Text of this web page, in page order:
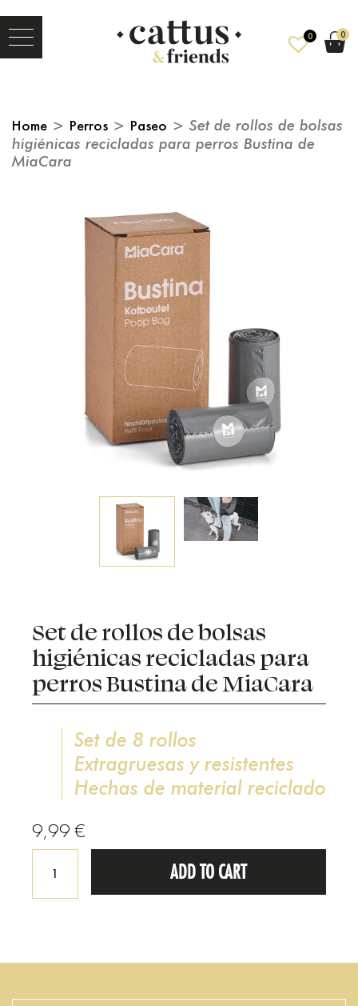
0
0
Home > Perros > Paseo > Set de rollos de bolsas
higiénicas recicladas para perros Bustina de
MiaCara
Set de rollos de bolsas
higiénicas recicladas para
perros Bustina de MiaCara
Set de 8 rollos
Extragruesas y resistentes
Hechas de material reciclado
9,99€
ADD TO CART